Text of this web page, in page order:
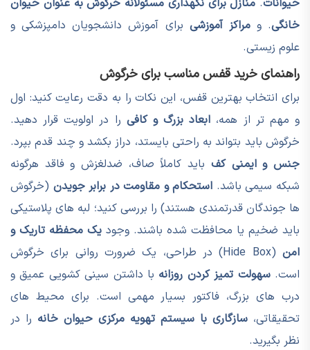
حیوانات. منازل برای نگهداری مسئولانه خرگوش به عنوان حیوان
خانگی. ومراکز آموزشی برای آموزش دانشجویان دامپزشکی و
علوم زیستی.
راهنمای خرید قفس مناسب برای خرگوش
برای انتخاب بهترین قفس، این نکات را به دقت رعایت کنید: اول
و مهم تر از همه، ابعاد بزرگ و کافی را در اولویت قرار دهید.
خرگوش باید بتواند به راحتی بایستد، دراز بکشد و چند قدم بپرد.
جنس و ایمنی کف باید کاملاً صاف، ضدلغزش و فاقد هرگونه
شبکه سیمی باشد. استحکام و مقاومت در برابر جویدن (خرگوش
ها جوندگان قدرتمندی هستند) را بررسی کنید؛ لبه های پلاستیکی
باید ضخیم یا محافظت شده باشند. وجود یک محفظه تاریک و
امن
(Hide Box) در طراحی، یک ضرورت روانی برای خرگوش
است.سهولت تمیز کردن روزانه با داشتن سینی کشویی عمیق و
درب های بزرگ، فاکتور بسیار مهمی است. برای محیط های
تحقیقاتی، سازگاری با سیستم تهویه مرکزی حیوان خانه را در
نظر بگیرید.